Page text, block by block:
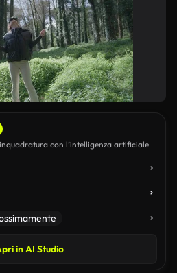
con l’intelligenza artificiale
in AI Studio